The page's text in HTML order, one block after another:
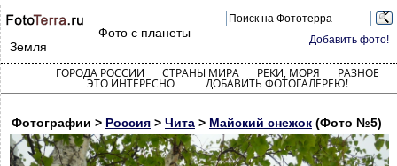
Добавить фото!
Фото с планеты
Земля
ГОРОДА РОССИИ СТРАНЫ МИРА РЕКИ, МОРЯ РАЗНОЕ
ЭТО ИНТЕРЕСНО ДОБАВИТЬ ФОТОГАЛЕРЕЮ!
Фотографии > Россия > Чита > Майский снежок (Фото №5)